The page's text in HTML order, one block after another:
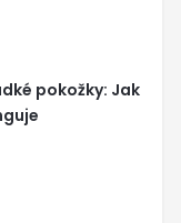
pokožky: Jak